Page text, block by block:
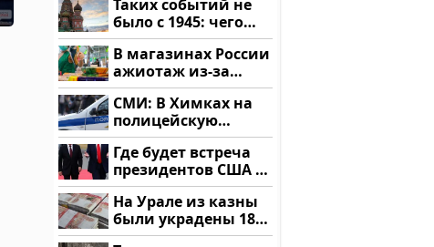
здесь
Таких событий не
было с 1945: чего
ждать всем нам?
В магазинах России
ажиотаж из-за
этого продукта: что
купить?
СМИ: В Химках на
полицейскую
машину напали и
подожгли.
Где будет встреча
президентов США и
России: Европа?
На Урале из казны
были украдены 18
миллионов рублей